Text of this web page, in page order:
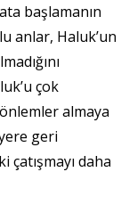
başlamanın
anlar, Haluk’un
çok
almaya
geri
daha